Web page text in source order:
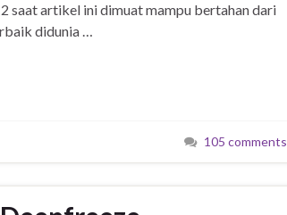
saat artikel ini dimuat mampu bertahan dari
didunia …
105 comments